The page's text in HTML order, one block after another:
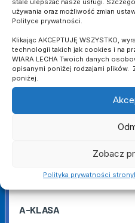
używania oraz możliwość zmian
Polityce prywatności.
Klikając AKCEPTUJĘ WSZYSTKO,
technologii takich jak cookies i na
WIARA LECHA Twoich danych
opisanymi poniżej rodzajami plików.
poniżej.
Zobacz
Polityka prywatności strony
2023/2024
Poznań
1
2024/2025
Wiara Lecha
Suma
MECZE
A-KLASA